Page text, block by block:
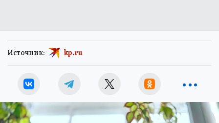
Источник: kp.ru